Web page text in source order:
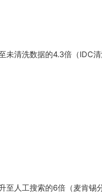
未清洗数据的4.3倍（IDC清
至人工搜索的6倍（麦肯锡